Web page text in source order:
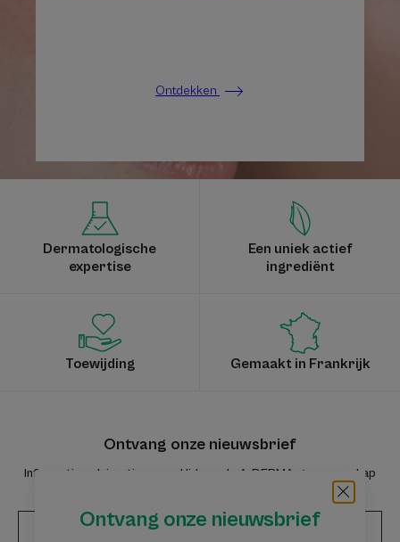
Ontdekken
Ontvang onze nieuwsbrief
Dermatologische
expertise
Een uniek actief
ingrediënt
Toewijding Gemaakt in Frankrijk
Ontvang onze nieuwsbrief
Informatie, advies, tips: word lid van de A-DERMA-gemeenschap
Abonneer u op de nieuwsbrief